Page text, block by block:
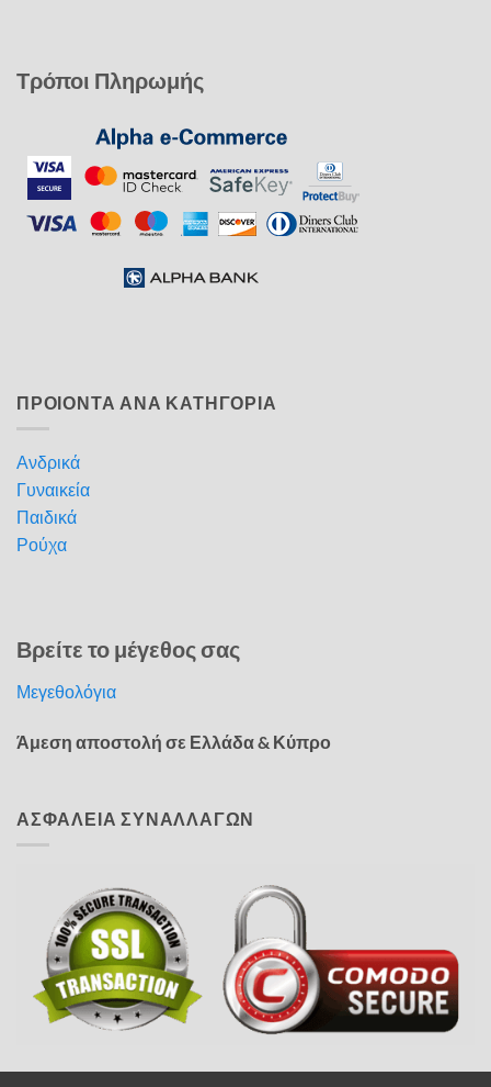
Τρόποι Πληρωμής
ΠΡΟΙΟΝΤΑ ΑΝΑ ΚΑΤΗΓΟΡΙΑ
Ανδρικά
Γυναικεία
Παιδικά
Ρούχα
Βρείτε το μέγεθος σας
Μεγεθολόγια
Άμεση αποστολή σε Ελλάδα & Κύπρο
ΑΣΦΑΛΕΙΑ ΣΥΝΑΛΛΑΓΩΝ